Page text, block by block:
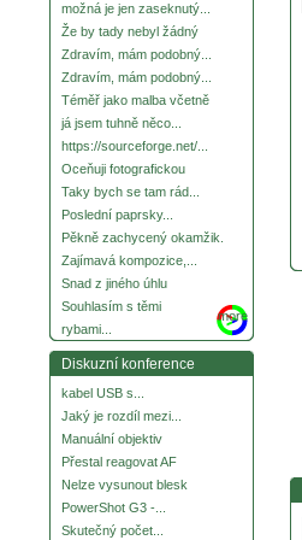
možná je jen zaseknutý...
Že by tady nebyl žádný
Zdravím, mám podobný...
Zdravím, mám podobný...
Téměř jako malba včetně
já jsem tuhně něco...
https://sourceforge.net/...
Oceňuji fotografickou
Taky bych se tam rád...
Poslední paprsky...
Pěkně zachycený okamžik.
Zajímavá kompozice,...
Snad z jiného úhlu
Souhlasím s těmi
rybami...
more
Diskuzní konference
kabel USB s...
Jaký je rozdíl mezi...
Manuální objektiv
Přestal reagovat AF
Nelze vysunout blesk
PowerShot G3 -...
Skutečný počet...